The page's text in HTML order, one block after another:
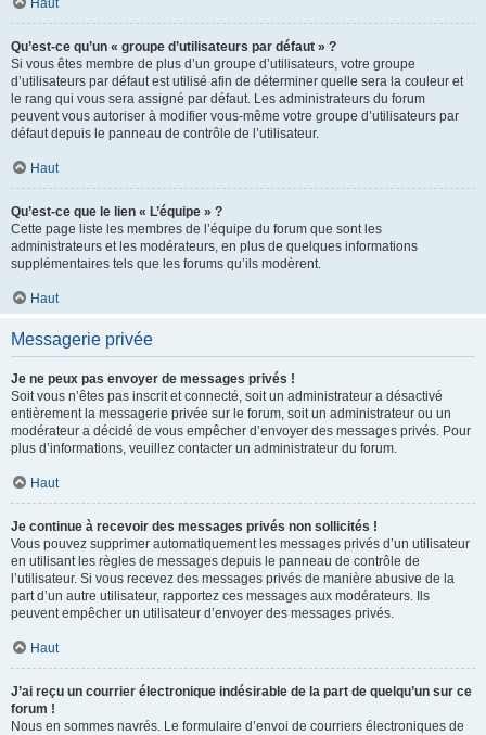
Haut
Qu’est-ce qu’un « groupe d’utilisateurs par défaut » ?
Si vous êtes membre de plus d’un groupe d’utilisateurs, votre groupe
d’utilisateurs par défaut est utilisé afin de déterminer quelle sera la couleur et
le rang qui vous sera assigné par défaut. Les administrateurs du forum
peuvent vous autoriser à modifier vous-même votre groupe d’utilisateurs par
défaut depuis le panneau de contrôle de l’utilisateur.
Haut
Qu’est-ce que le lien « L’équipe » ?
Cette page liste les membres de l’équipe du forum que sont les
administrateurs et les modérateurs, en plus de quelques informations
supplémentaires tels que les forums qu’ils modèrent.
Haut
Messagerie privée
Je ne peux pas envoyer de messages privés !
Soit vous n’êtes pas inscrit et connecté, soit un administrateur a désactivé
entièrement la messagerie privée sur le forum, soit un administrateur ou un
modérateur a décidé de vous empêcher d’envoyer des messages privés. Pour
plus d’informations, veuillez contacter un administrateur du forum.
Haut
Je continue à recevoir des messages privés non sollicités !
Vous pouvez supprimer automatiquement les messages privés d’un utilisateur
en utilisant les règles de messages depuis le panneau de contrôle de
l’utilisateur. Si vous recevez des messages privés de manière abusive de la
part d’un autre utilisateur, rapportez ces messages aux modérateurs. Ils
peuvent empêcher un utilisateur d’envoyer des messages privés.
Haut
J’ai reçu un courrier électronique indésirable de la part de quelqu’un sur ce
forum !
Nous en sommes navrés. Le formulaire d’envoi de courriers électroniques de